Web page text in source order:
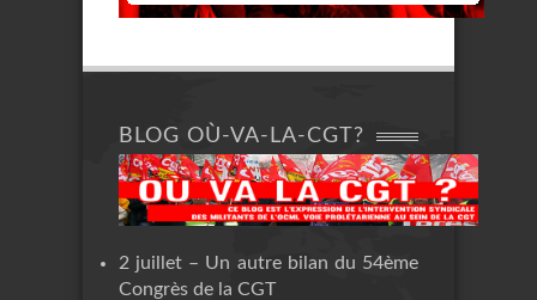
BLOG OÙ-VA-LA-CGT?
2 juillet – Un autre bilan du 54ème
Congrès de la CGT